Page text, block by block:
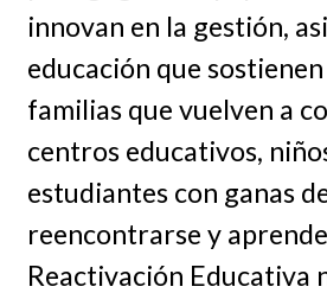
innovan en la gestión,
educación que
familias que vuelven a
centros educativos,
estudiantes con ganas
reencontrarse y
Reactivación Educativa